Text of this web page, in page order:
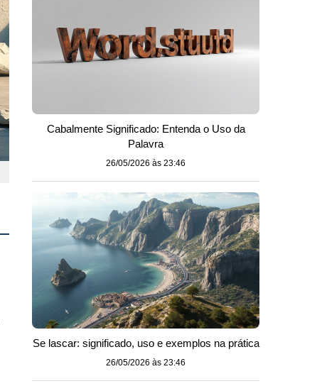
Cabalmente Significado: Entenda o Uso da
Palavra
26/05/2026 às 23:46
Se lascar: significado, uso e exemplos na prática
26/05/2026 às 23:46